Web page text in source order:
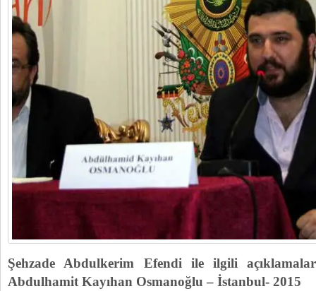
Şehzade Abdulkerim Efendi ile ilgili
Abdulhamit Kayıhan Osmanoğlu – İstanbul- 2015